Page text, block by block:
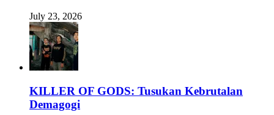
July 23, 2026
KILLER OF GODS: Tusukan Kebrutalan
Demagogi